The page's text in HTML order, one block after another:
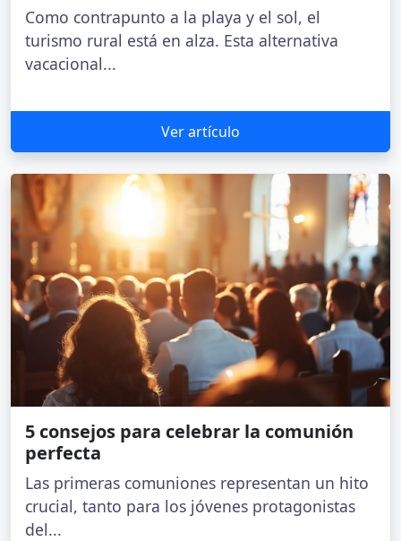
Como contrapunto a la playa y el sol, el
turismo rural está en alza. Esta alternativa
vacacional...
Ver artículo
5 consejos para celebrar la comunión
perfecta
Las primeras comuniones representan un hito
crucial, tanto para los jóvenes protagonistas
del...